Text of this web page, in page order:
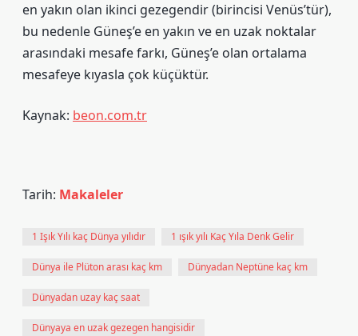
en yakın olan ikinci gezegendir (birincisi Venüs’tür),
bu nedenle Güneş’e en yakın ve en uzak noktalar
arasındaki mesafe farkı, Güneş’e olan ortalama
mesafeye kıyasla çok küçüktür.
Kaynak: beon.com.tr
Tarih: Makaleler
1 Işık Yılı kaç Dünya yılıdır 1 ışık yılı Kaç Yıla Denk Gelir
Dünya ile Plüton arası kaç km Dünyadan Neptüne kaç km
Dünyadan uzay kaç saat
Dünyaya en uzak gezegen hangisidir